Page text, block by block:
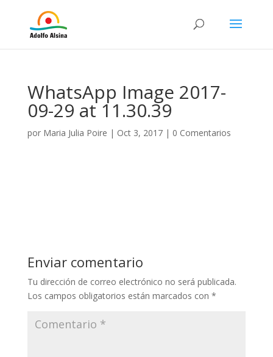
WhatsApp Image 2017-
09-29 at 11.30.39
por Maria Julia Poire | Oct 3, 2017| 0 Comentarios
Enviar comentario
Tu dirección de correo electrónico no será publicada.
Los campos obligatorios están marcados con *